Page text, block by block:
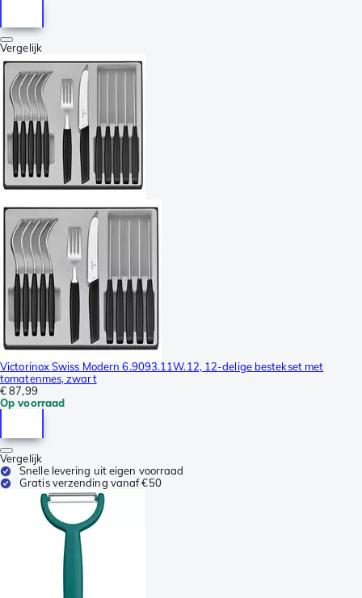
Vergelijk
Victorinox Swiss Modern 6.9093.11W.12, 12-delige bestekset met
tomatenmes, zwart
€ 87,99
Op voorraad
Vergelijk
Snelle levering uit eigen voorraad
Gratis verzending vanaf €50